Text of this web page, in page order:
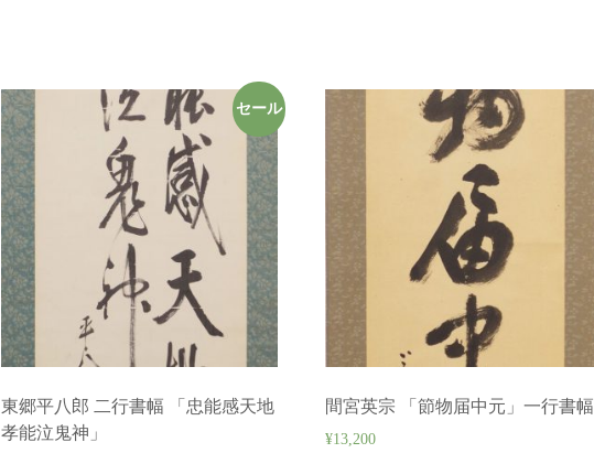
セール
東郷平八郎 二行書幅 「忠能感天地
孝能泣鬼神」
間宮英宗 「節物届中元」一行書幅
¥13,200